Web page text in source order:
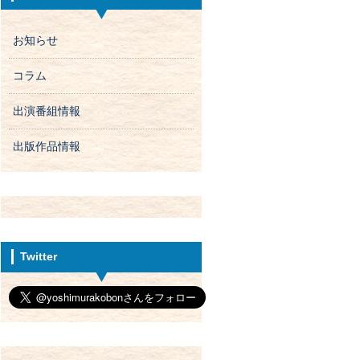
お知らせ
コラム
出演番組情報
出版作品情報
Twitter